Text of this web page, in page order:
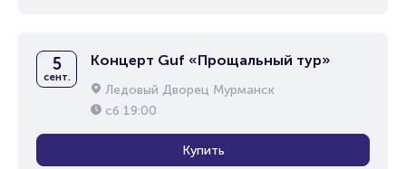
5
сент.
Концерт Guf «Прощальный тур»
Ледовый Дворец Мурманск
сб 19:00
Купить